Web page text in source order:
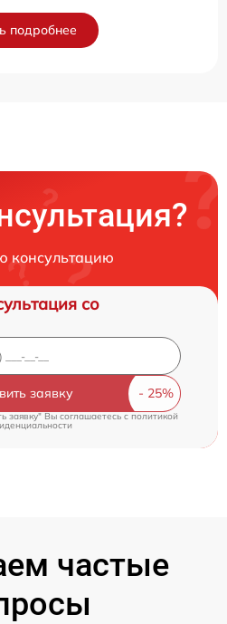
подробнее
консультацию
со
заявку
заявку" Вы соглашаетесь cполитикой
частые